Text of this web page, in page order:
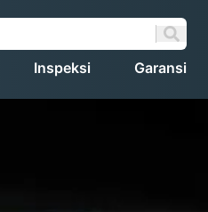
Inspeksi Garansi